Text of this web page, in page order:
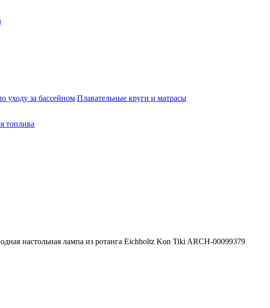
уходу за бассейном Плавательные круги и матрасы
топлива
настольная лампа из ротанга Eichholtz Kon Tiki ARCH-00099379